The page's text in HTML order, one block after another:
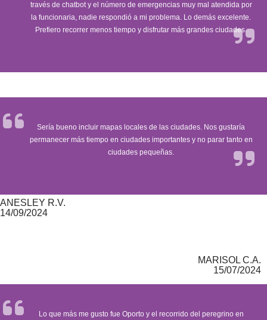
través de chatbot y el número de emergencias muy mal atendida por
la funcionaria, nadie respondió a mi problema. Lo demás excelente.
Prefiero recorrer menos tiempo y disfrutar más grandes ciudades.
Sería bueno incluir mapas locales de las ciudades. Nos gustaría
permanecer más tiempo en ciudades importantes y no parar tanto en
ciudades pequeñas.
ANESLEY R.V.
14/09/2024
MARISOL C.A.
15/07/2024
Lo que más me gusto fue Oporto y el recorrido del peregrino en